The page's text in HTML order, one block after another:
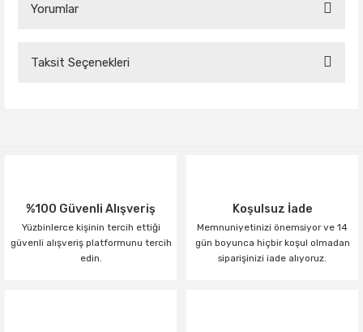
Yorumlar
Taksit Seçenekleri
%100 Güvenli Alışveriş
Yüzbinlerce kişinin tercih ettiği
güvenli alışveriş platformunu tercih
edin.
Koşulsuz İade
Memnuniyetinizi önemsiyor ve 14
gün boyunca hiçbir koşul olmadan
siparişinizi iade alıyoruz.